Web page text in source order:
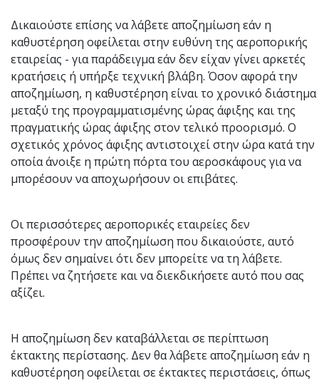
Δικαιούστε επίσης να λάβετε αποζημίωση εάν η
καθυστέρηση οφείλεται στην ευθύνη της αεροπορικής
εταιρείας - για παράδειγμα εάν δεν είχαν γίνει αρκετές
κρατήσεις ή υπήρξε τεχνική βλάβη. Όσον αφορά την
αποζημίωση, η καθυστέρηση είναι το χρονικό διάστημα
μεταξύ της προγραμματισμένης ώρας άφιξης και της
πραγματικής ώρας άφιξης στον τελικό προορισμό. Ο
σχετικός χρόνος άφιξης αντιστοιχεί στην ώρα κατά την
οποία άνοιξε η πρώτη πόρτα του αεροσκάφους για να
μπορέσουν να αποχωρήσουν οι επιβάτες.
Οι περισσότερες αεροπορικές εταιρείες δεν
προσφέρουν την αποζημίωση που δικαιούστε, αυτό
όμως δεν σημαίνει ότι δεν μπορείτε να τη λάβετε.
Πρέπει να ζητήσετε και να διεκδικήσετε αυτό που σας
αξίζει.
Η αποζημίωση δεν καταβάλλεται σε περίπτωση
έκτακτης περίστασης. Δεν θα λάβετε αποζημίωση εάν η
καθυστέρηση οφείλεται σε έκτακτες περιστάσεις, όπως